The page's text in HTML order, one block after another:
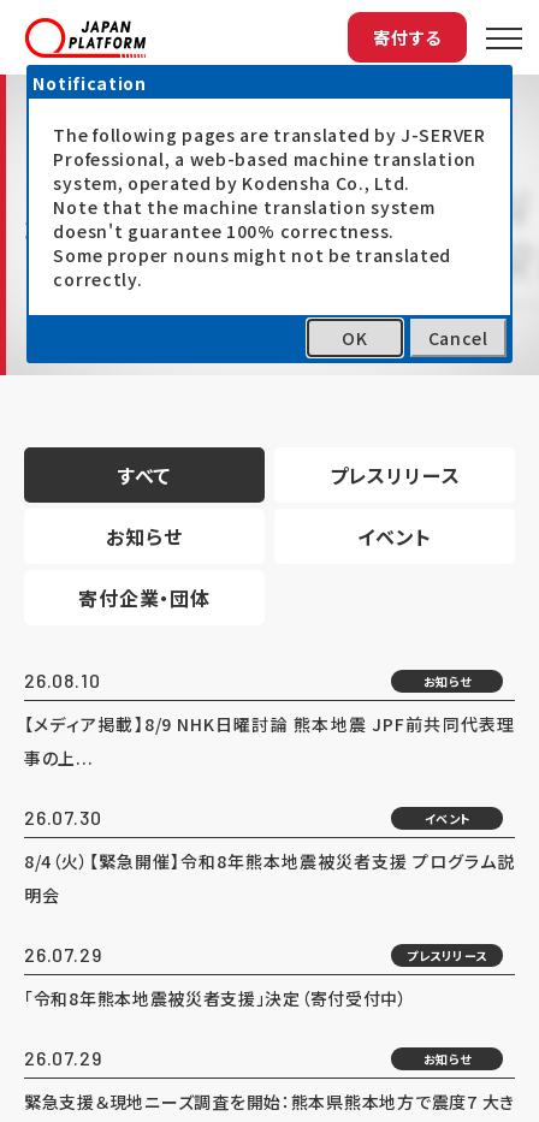
寄付する
最新情報
すべて プレスリリース
お知らせ イベント
寄付企業・団体
26.08.10 お知らせ
【メディア掲載】8/9 NHK日曜討論 熊本地震 JPF前共同代表理
事の上...
26.07.30 イベント
8/4（火）【緊急開催】令和8年熊本地震被災者支援 プログラム説
明会
26.07.29 プレスリリース
「令和8年熊本地震被災者支援」決定（寄付受付中）
26.07.29 お知らせ
緊急支援＆現地ニーズ調査を開始：熊本県熊本地方で震度7 大き
Notification
The following pages are translated by J-SERVER
Professional, a web-based machine translation
system, operated by Kodensha Co., Ltd.
Note that the machine translation system
doesn't guarantee 100% correctness.
Some proper nouns might not be translated
correctly.
OK Cancel